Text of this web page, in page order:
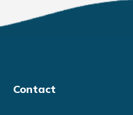
Contact